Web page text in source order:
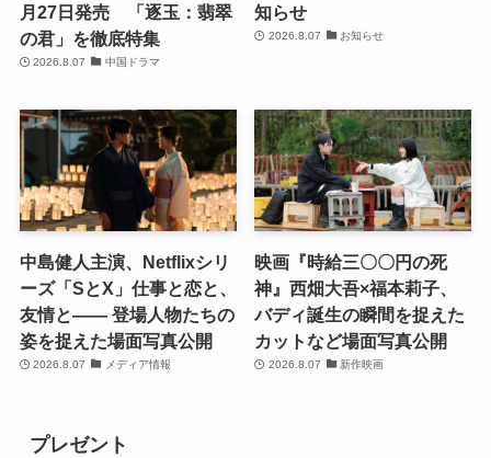
月27日発売 「逐玉：翡翠
の君」を徹底特集
2026.8.07 中国ドラマ
知らせ
2026.8.07 お知らせ
中島健人主演、Netflixシリ
ーズ「SとX」仕事と恋と、
友情と―― 登場人物たちの
姿を捉えた場面写真公開
2026.8.07 メディア情報
映画『時給三〇〇円の死
神』西畑大吾×福本莉子、
バディ誕生の瞬間を捉えた
カットなど場面写真公開
2026.8.07 新作映画
プレゼント